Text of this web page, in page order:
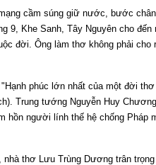
cầm súng giữ nước, bước
9, Khe Sanh, Tây Nguyên cho
đời. Ông làm thơ không phải cho
"Hạnh phúc lớn nhất của một đời
Trung tướng Nguyễn Huy
hồn người lính thế hệ chống Pháp
nhà thơ Lưu Trùng Dương trân